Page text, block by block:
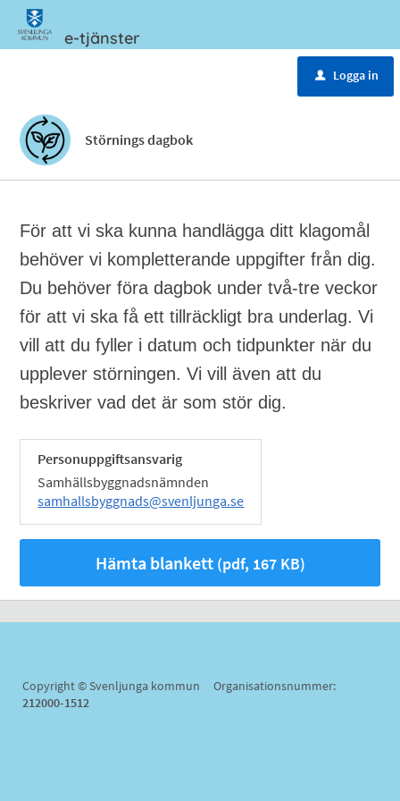
e-tjänster
u Logga in
Störnings dagbok
För att vi ska kunna handlägga ditt klagomål
behöver vi kompletterande uppgifter från dig.
Du behöver föra dagbok under två-tre veckor
för att vi ska få ett tillräckligt bra underlag. Vi
vill att du fyller i datum och tidpunkter när du
upplever störningen. Vi vill även att du
beskriver vad det är som stör dig.
Personuppgiftsansvarig
Samhällsbyggnadsnämnden
samhallsbyggnads@svenljunga.se
Hämta blankett(pdf, 167 KB)
Copyright © Svenljunga kommun Organisationsnummer:
212000-1512